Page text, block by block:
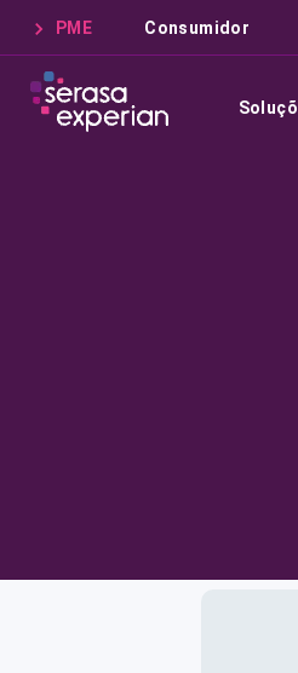
PME Consumidor